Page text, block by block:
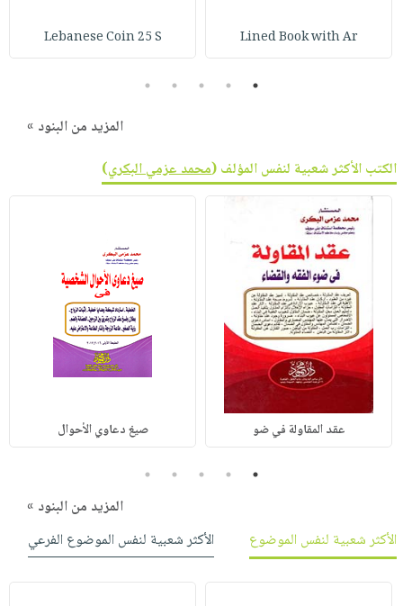
Lined Book with Ar
Lebanese Coin 25 S
1
2
3
4
5
المزيد من البنود »
الكتب الأكثر شعبية لنفس المؤلف (محمد عزمي البكري)
عقد المقاولة في ضو صيغ دعاوي الأحوال
1
2
3
4
5
المزيد من البنود »
الأكثر شعبية لنفس الموضوع
الأكثر شعبية لنفس الموضوع الفرعي